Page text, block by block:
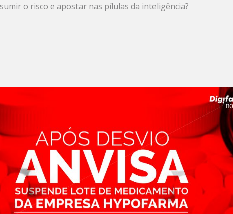
o risco e apostar nas pílulas da inteligência?